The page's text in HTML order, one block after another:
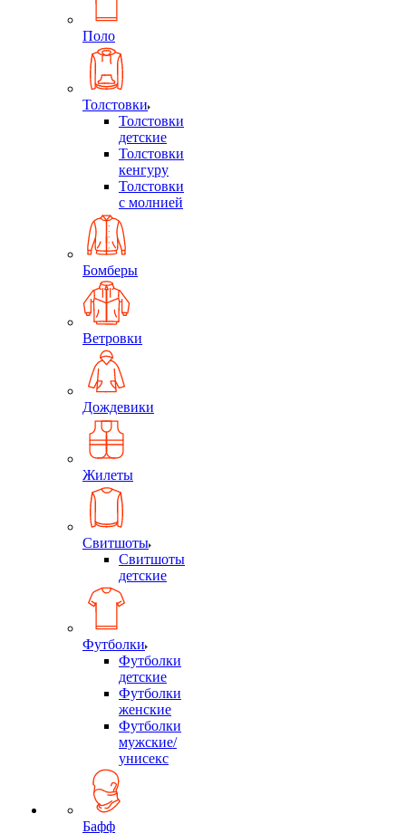
Поло
Толстовки
Толстовки
детские
Толстовки
кенгуру
Толстовки
с молнией
Бомберы
Ветровки
Дождевики
Жилеты
Свитшоты
Свитшоты
детские
Футболки
Футболки
детские
Футболки
женские
Футболки
мужские/
унисекс
Бафф